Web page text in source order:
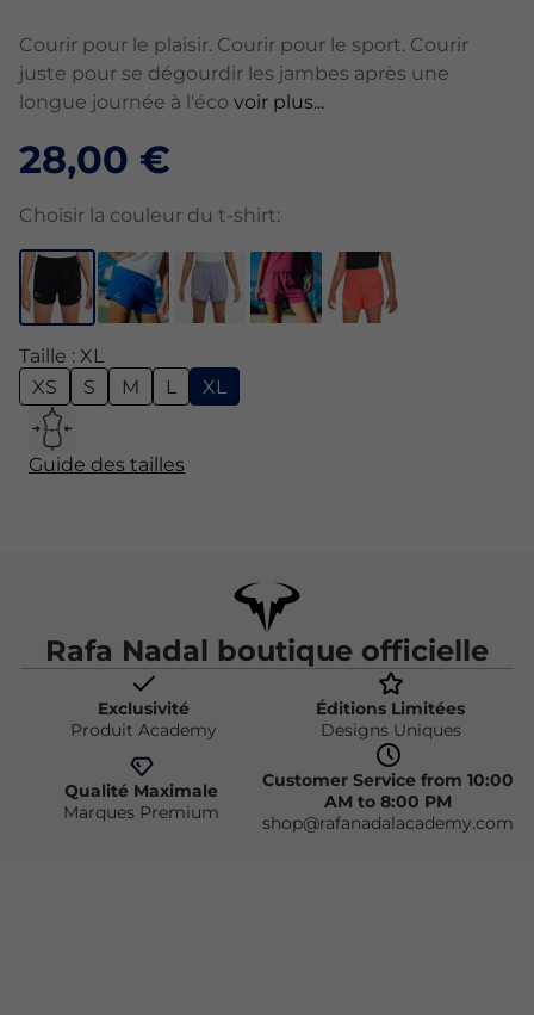
Courir pour le plaisir. Courir pour le sport. Courir
juste pour se dégourdir les jambes après une
longue journée à l'éco voir plus...
28,00 €
Choisir la couleur du t-shirt:
Taille : XL
XS
S M L XL
Guide des tailles
Rafa Nadal boutique officielle
Exclusivité
Produit Academy
Éditions Limitées
Designs Uniques
Qualité Maximale
Marques Premium
Customer Service from 10:00
AM to 8:00 PM
shop@rafanadalacademy.com